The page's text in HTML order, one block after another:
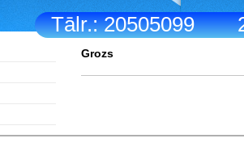
Tālr.: 20505099
Grozs